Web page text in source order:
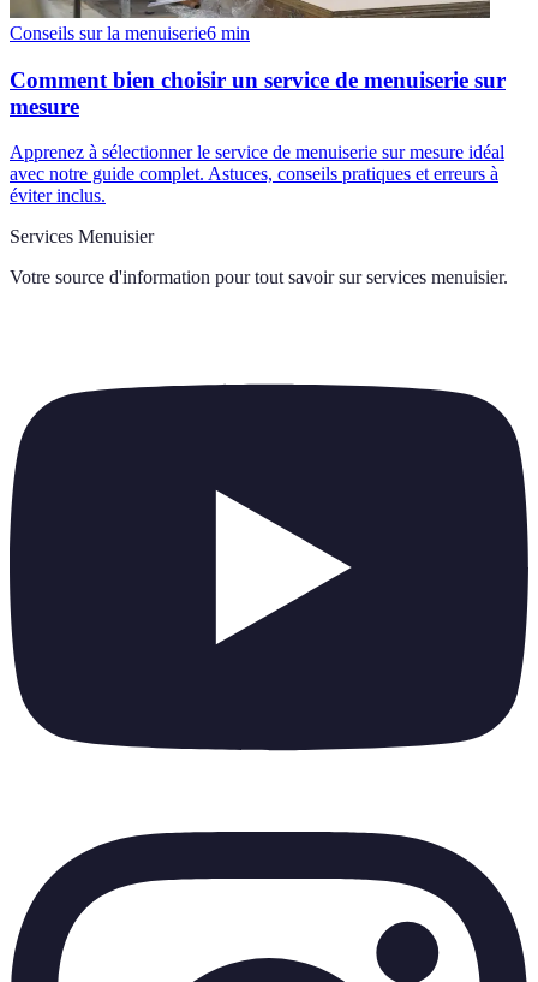
Conseils sur la menuiserie6 min
Comment bien choisir un service de menuiserie sur
mesure
Apprenez à sélectionner le service de menuiserie sur mesure idéal
avec notre guide complet. Astuces, conseils pratiques et erreurs à
éviter inclus.
Services Menuisier
Votre source d'information pour tout savoir sur services menuisier.